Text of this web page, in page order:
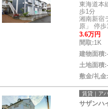
東海道本
歩1分
湘南新宿
原」 停歩
3.6万円
間取:1K
建物面積:
土地面積:
敷金/礼金:
賃貸｜ア
サザンハ